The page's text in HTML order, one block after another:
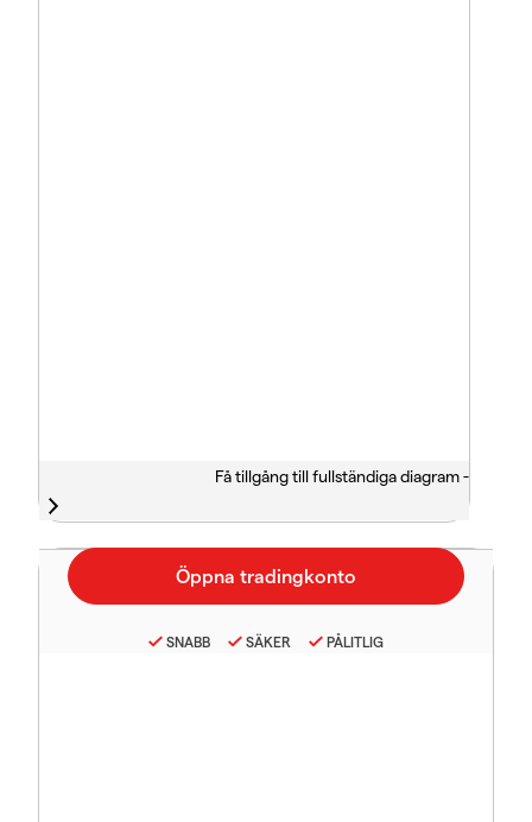
Få tillgång till fullständiga diagram -
SNABB SÄKER PÅLITLIG